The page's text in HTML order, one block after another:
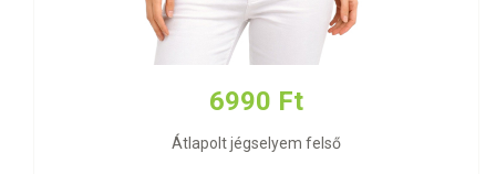
6990 Ft
Átlapolt jégselyem felső